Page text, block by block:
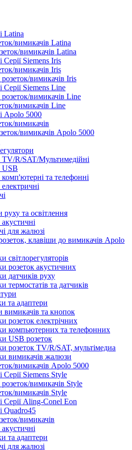
Latina
вимикачів Latina
вимикачів Latina
Серії Siemens Iris
вимикачів Iris
вимикачів Iris
Серії Siemens Line
вимикачів Line
вимикачів Line
Apolo 5000
вимикачів
вимикачів Apolo 5000
TV/R/SAT/Мультимедійні
USB
комп'ютерні та телефонні
руху та освітлення
для жалюзі
клавіши до вимикачів Apolo
світлорегуляторів
розеток акустичних
датчиків руху
термостатів та датчиків
та адаптери
вимикачів та кнопок
розеток електрічних
компьютерних та телефонних
USB розеток
розеток TV/R/SAT, мультімедиа
вимикачів жалюзи
вимикачів Apolo 5000
Серії Siemens Style
вимикачів Style
вимикачів Style
Серії Aling-Conel Eon
Quadro45
вимикачів
та адаптери
для жалюзі